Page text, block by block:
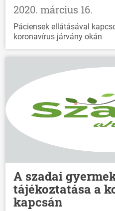
2020. március 16.
Páciensek ellátásával
koronavírus járvány okán
A szadai
tájékoztatása a
kapcsán